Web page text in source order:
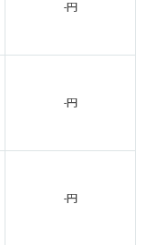
-円
-円
-円